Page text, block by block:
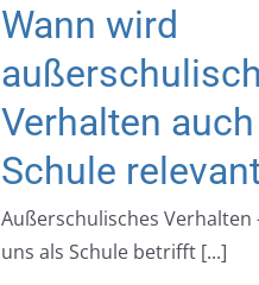
Wann wird
Verhalten
Schule
Außerschulisches Verhalten
uns als Schule betrifft [...]